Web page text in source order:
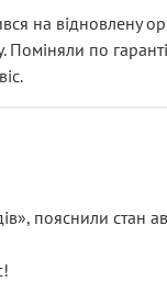
на відновлену
по
пояснили стан